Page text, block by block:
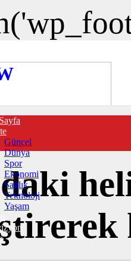
GALERİ
GALERİ
DURUMU
ECZANELER
SONUÇLAR
GÖNDER
Güncel
Dünya
Spor
Ekonomi
Sağlık
Teknoloji
Yaşam